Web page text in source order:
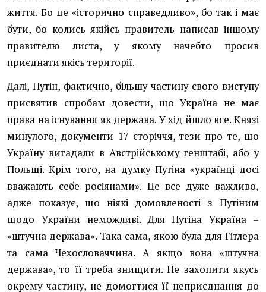
життя. Бо це «історично справедливо», бо так і має
бути, бо колись якійсь правитель написав іншому
правителю листа, у якому начебто просив
приєднати якісь території.
Далі, Путін, фактично, більшу частину свого виступу
присвятив спробам довести, що Україна не має
права на існування як держава. У хід йшло все. Князі
минулого, документи 17 сторіччя, тези про те, що
Україну вигадали в Австрійському генштабі, або у
Польщі. Крім того, на думку Путіна «українці досі
вважають себе росіянами». Це все дуже важливо,
адже показує, що ніякі домовленості з Путіним
щодо України неможливі. Для Путіна Україна –
«штучна держава». Така сама, якою була для Гітлера
та сама Чехословаччина. А якщо вона «штучна
держава», то її треба знищити. Не захопити якусь
окрему частину, не домогтися її неприєднання до